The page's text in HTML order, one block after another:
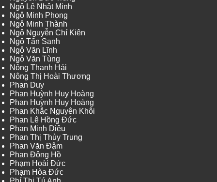
Ngô Lê Nhật Minh
Ngô Minh Phong
Ngô Minh Thành
Ngô Nguyễn Chí Kiên
Ngô Tấn Sanh
Ngô Văn Lĩnh
Ngô Văn Tùng
Nông Thanh Hải
Nông Thị Hoài Thương
Phan Duy
Phan Huỳnh Huy Hoàng
Phan Huỳnh Huy Hoàng
Phan Khắc Nguyên Khôi
Phan Lê Hồng Đức
Phan Minh Diệu
Phan Thị Thủy Trung
Phan Văn Đậm
Phan Đông Hồ
Phạm Hoài Đức
Phạm Hòa Đức